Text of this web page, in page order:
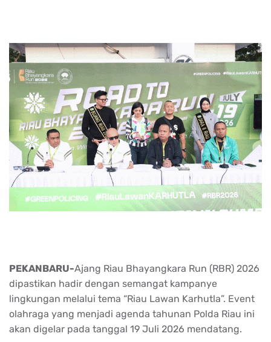
PEKANBARU-Ajang Riau Bhayangkara Run (RBR) 2026
dipastikan hadir dengan semangat kampanye
lingkungan melalui tema “Riau Lawan Karhutla”. Event
olahraga yang menjadi agenda tahunan Polda Riau ini
akan digelar pada tanggal 19 Juli 2026 mendatang.